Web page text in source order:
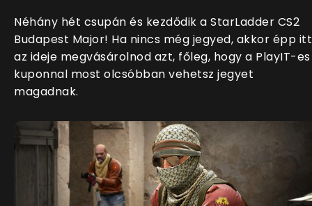
Néhány hét csupán és kezdődik a StarLadder CS2
Budapest Major! Ha nincs még jegyed, akkor épp itt
az ideje megvásárolnod azt, főleg, hogy a PlayIT-es
kuponnal most olcsóbban vehetsz jegyet
magadnak.